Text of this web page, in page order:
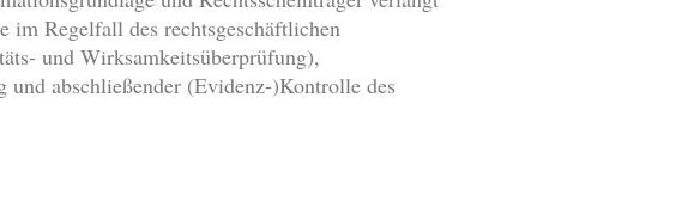
im Regelfall des rechtsgeschäftlichen
und Wirksamkeitsüberprüfung),
abschließender (Evidenz-)Kontrolle des